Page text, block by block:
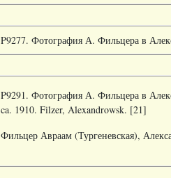
P9277. Фотография А. Фильцера в
P9291. Фотография А. Фильцера в
ca. 1910. Filzer, Alexandrowsk. [21]
Фильцер Авраам (Тургеневская),